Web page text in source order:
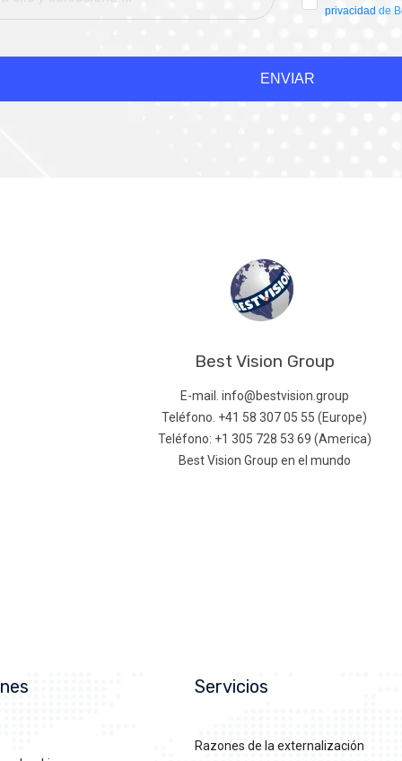
privacidad de
ENVIAR
Best Vision Group
E-mail. info@bestvision.group
Teléfono. +41 58 307 05 55 (Europe)
Teléfono: +1 305 728 53 69 (America)
Best Vision Group en el mundo
Servicios
Razones de la externalización